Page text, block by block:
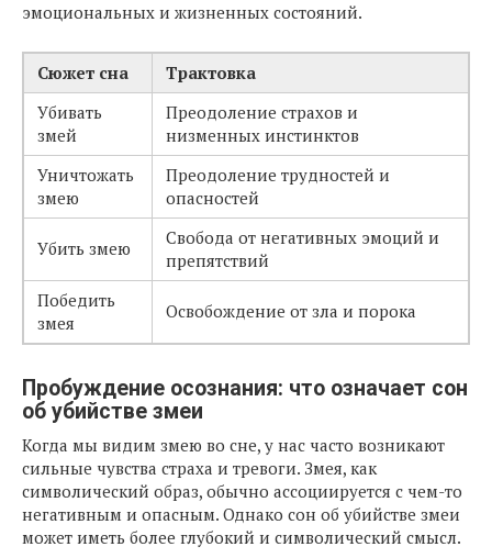
эмоциональных и жизненных состояний.
Сюжет сна
Трактовка
Убивать
змей
Преодоление страхов и
низменных инстинктов
Уничтожать
змею
Преодоление трудностей и
опасностей
Убить змею
Свобода от негативных эмоций и
препятствий
Победить
змея
Освобождение от зла и порока
Пробуждение осознания: что означает сон
об убийстве змеи
Когда мы видим змею во сне, у нас часто возникают
сильные чувства страха и тревоги. Змея, как
символический образ, обычно ассоциируется с чем-то
негативным и опасным. Однако сон об убийстве змеи
может иметь более глубокий и символический смысл.